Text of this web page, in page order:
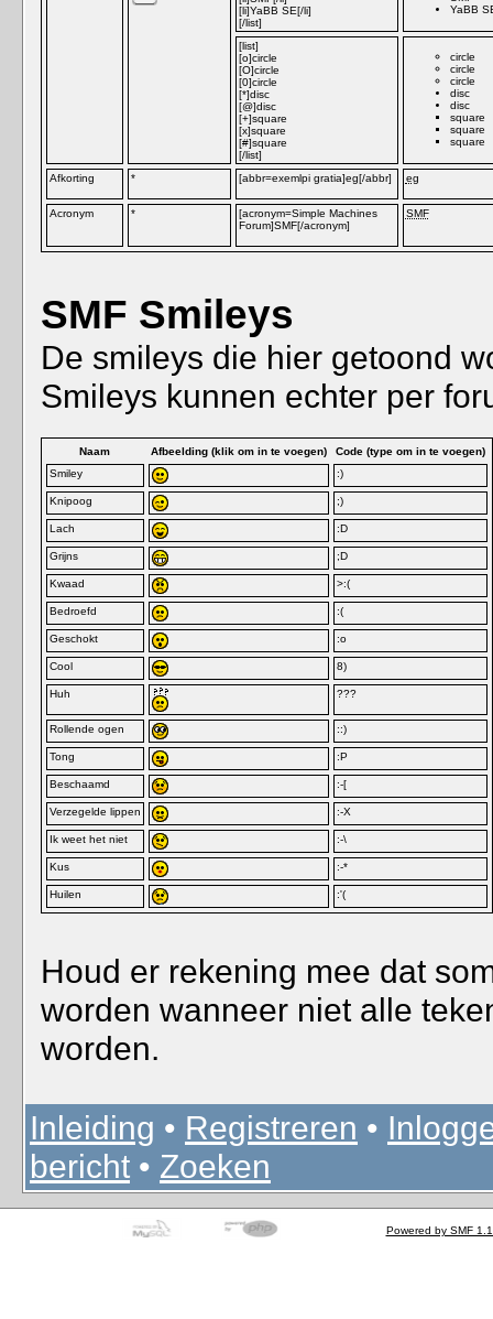
[li]YaBB SE[/li]
[/list]
YaBB
[list]
[o]circle
[O]circle
[0]circle
[*]disc
[@]disc
[+]square
[x]square
[#]square
[/list]
circle
circle
circle
disc
disc
square
square
square
Afkorting * [abbr=exemlpi gratia]eg[/abbr] eg
Acronym *
[acronym=Simple Machines
Forum]SMF[/acronym]
SMF
SMF Smileys
De smileys die hier getoond
Smileys kunnen echter per
Naam Afbeelding (klik om in te voegen)
Code (type om in te voegen)
Smiley
:)
Knipoog ;)
Lach :D
Grijns ;D
Kwaad >:(
Bedroefd :(
Geschokt :o
Cool 8)
Huh ???
Rollende ogen ::)
Tong :P
Beschaamd :-[
Verzegelde lippen :-X
Ik weet het niet :-\
Kus :-*
Huilen :'(
Houd er rekening mee dat
worden wanneer niet alle
worden.
Inleiding • Registreren •
bericht • Zoeken
Powered by SMF